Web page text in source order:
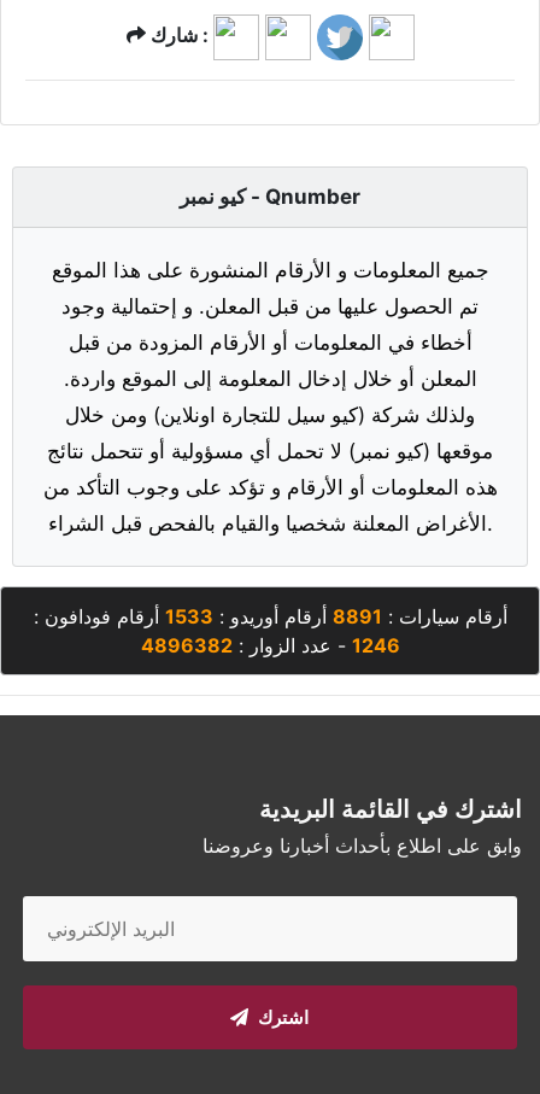
شارك :
كيو نمبر - Qnumber
جميع المعلومات و الأرقام المنشورة على هذا الموقع
تم الحصول عليها من قبل المعلن. و إحتمالية وجود
أخطاء في المعلومات أو الأرقام المزودة من قبل
المعلن أو خلال إدخال المعلومة إلى الموقع واردة.
ولذلك شركة (كيو سيل للتجارة اونلاين) ومن خلال
موقعها (كيو نمبر) لا تحمل أي مسؤولية أو تتحمل نتائج
هذه المعلومات أو الأرقام و تؤكد على وجوب التأكد من
الأغراض المعلنة شخصيا والقيام بالفحص قبل الشراء.
أرقام سيارات : 8891 أرقام أوريدو : 1533 أرقام فودافون :
1246 - عدد الزوار :4896382
اشترك في القائمة البريدية
وابق على اطلاع بأحداث أخبارنا وعروضنا
اشترك